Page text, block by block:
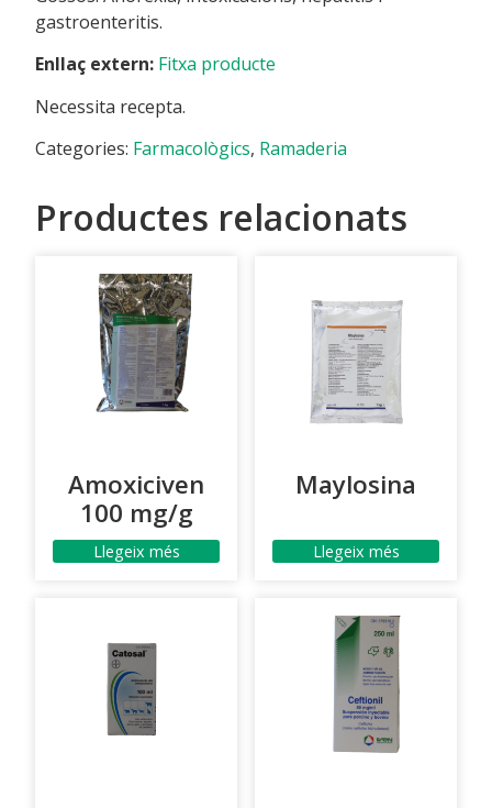
gastroenteritis.
Enllaç extern: Fitxa producte
Necessita recepta.
Categories: Farmacològics, Ramaderia
Productes relacionats
Amoxiciven
100 mg/g
Llegeix més
Maylosina
Llegeix més